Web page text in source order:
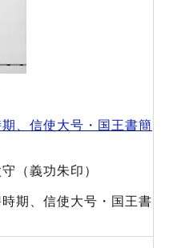
、信使大号・国王書簡
（義功朱印）
期、信使大号・国王書